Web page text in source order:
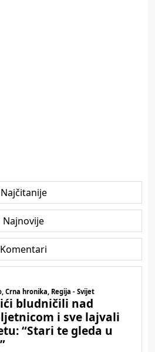
Najčitanije
Najnovije
Komentari